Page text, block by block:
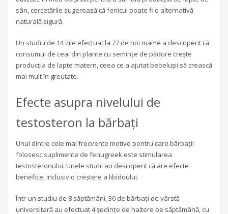
sân, cercetările sugerează că fenicul poate fi o alternativă
naturală sigură.
Un studiu de 14 zile efectuat la 77 de noi mame a descoperit că
consumul de ceai din plante cu semințe de pădure crește
producția de lapte matern, ceea ce a ajutat bebelușii să crească
mai mult în greutate.
Efecte asupra nivelului de
testosteron la bărbați
Unul dintre cele mai frecvente motive pentru care bărbații
folosesc suplimente de fenugreek este stimularea
testosteronului. Unele studii au descoperit că are efecte
benefice, inclusiv o creștere a libidoului.
Într-un studiu de 8 săptămâni, 30 de bărbați de vârstă
universitară au efectuat 4 ședințe de haltere pe săptămână, cu